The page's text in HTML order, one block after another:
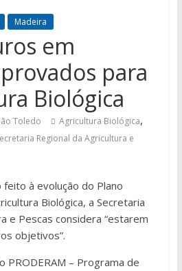
Madeira
em
para
Biológica
Toledo Agricultura Biológica,
Regional da Agricultura e
à evolução do Plano
Biológica, a Secretaria
e Pescas considera “estarem
objetivos”.
PRODERAM – Programa de